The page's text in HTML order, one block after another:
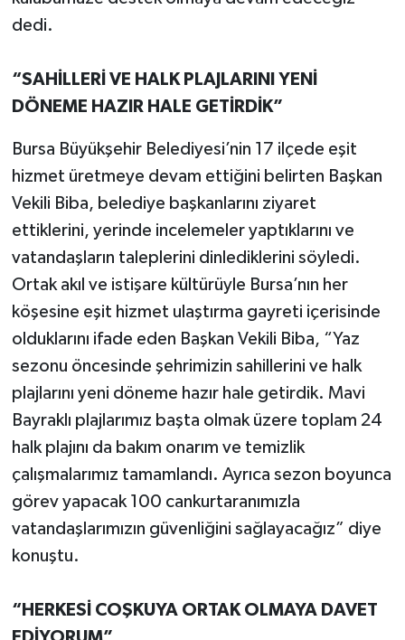
dedi.
“SAHİLLERİ VE HALK PLAJLARINI YENİ
DÖNEME HAZIR HALE GETİRDİK”
Bursa Büyükşehir Belediyesi’nin 17 ilçede eşit
hizmet üretmeye devam ettiğini belirten Başkan
Vekili Biba, belediye başkanlarını ziyaret
ettiklerini, yerinde incelemeler yaptıklarını ve
vatandaşların taleplerini dinlediklerini söyledi.
Ortak akıl ve istişare kültürüyle Bursa’nın her
köşesine eşit hizmet ulaştırma gayreti içerisinde
olduklarını ifade eden Başkan Vekili Biba, “Yaz
sezonu öncesinde şehrimizin sahillerini ve halk
plajlarını yeni döneme hazır hale getirdik. Mavi
Bayraklı plajlarımız başta olmak üzere toplam 24
halk plajını da bakım onarım ve temizlik
çalışmalarımız tamamlandı. Ayrıca sezon boyunca
görev yapacak 100 cankurtaranımızla
vatandaşlarımızın güvenliğini sağlayacağız” diye
konuştu.
“HERKESİ COŞKUYA ORTAK OLMAYA DAVET